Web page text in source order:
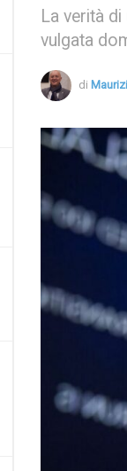
La verità
vulgata
di